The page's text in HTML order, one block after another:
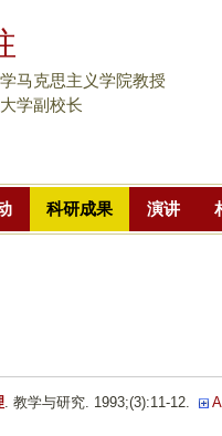
主
马克思主义学院教授
学副校长
科研成果 演讲
. 教学与研究. 1993;(3):11-12.